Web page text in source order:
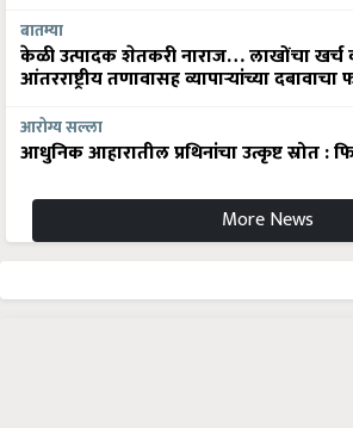
बातम्या
केळी उत्पादक शेतकरी नाराज… लाखोंचा खर्च
आंतरराष्ट्रीय तणावासह व्यापाऱ्यांच्या
आरोग्य सल्ला
आधुनिक आहारातील प्रथिनांचा उत्कृष्ट स्रोत :
More News